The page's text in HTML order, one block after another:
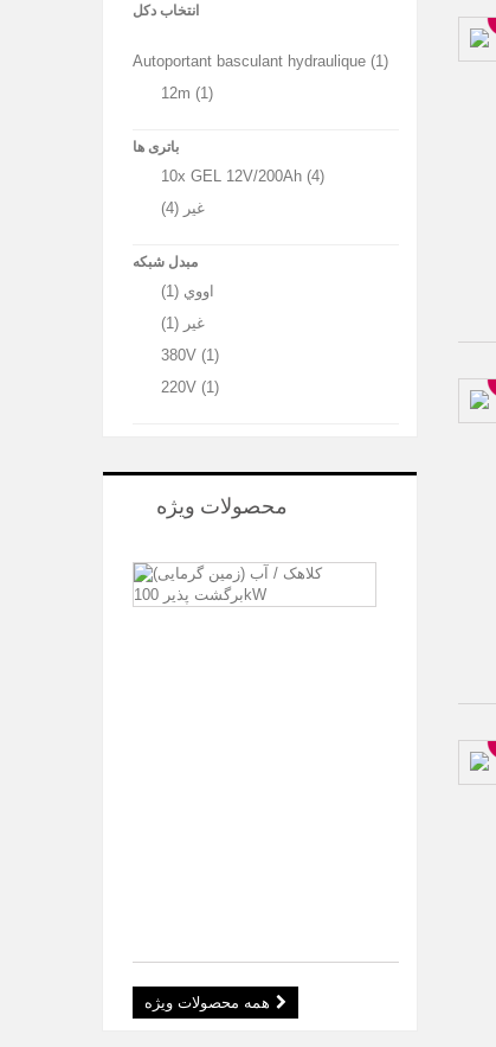
انتخاب دکل
Autoportant basculant hydraulique (1)
12m (1)
باتری ها
10x GEL 12V/200Ah (4)
غیر (4)
مبدل شبکه
اووي (1)
غیر (1)
380V (1)
220V (1)
محصولات ویژه
همه محصولات ویژه